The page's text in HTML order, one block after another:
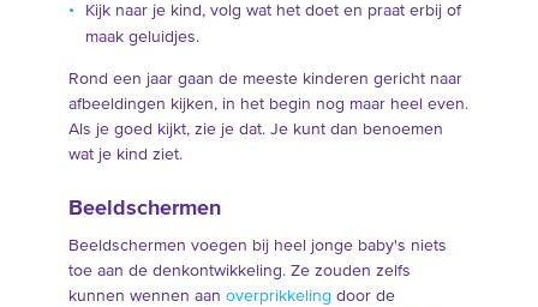
Kijk naar je kind, volg wat het doet en praat erbij of
maak geluidjes.
Rond een jaar gaan de meeste kinderen gericht naar
afbeeldingen kijken, in het begin nog maar heel even.
Als je goed kijkt, zie je dat. Je kunt dan benoemen
wat je kind ziet.
Beeldschermen
Beeldschermen voegen bij heel jonge baby's niets
toe aan de denkontwikkeling. Ze zouden zelfs
kunnen wennen aan overprikkeling door de